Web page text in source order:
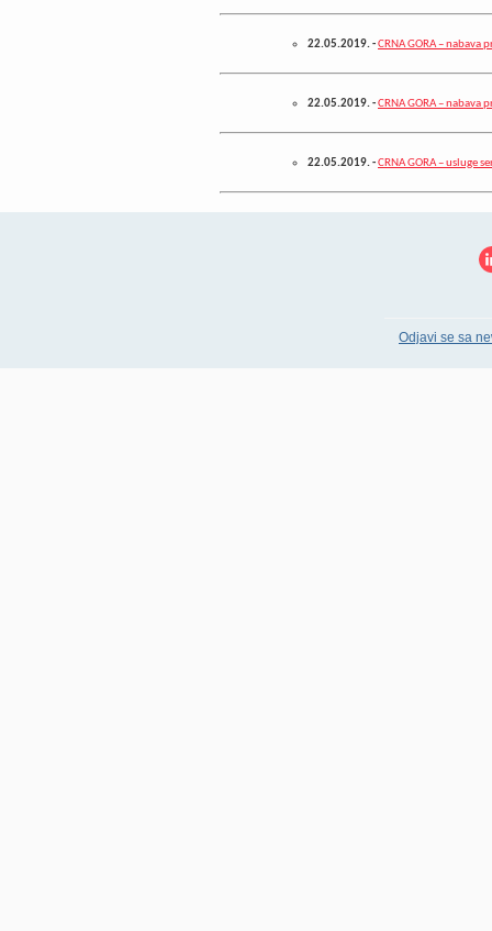
22.05.2019.-CRNA GORA – nabava
22.05.2019.-CRNA GORA –
22.05.2019.-CRNA GORA – usluge
Odjavi se sa